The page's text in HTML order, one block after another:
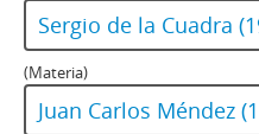
Sergio de la Cuadra
(Materia)
Juan Carlos Méndez